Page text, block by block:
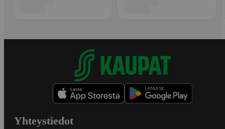
Yhteystiedot